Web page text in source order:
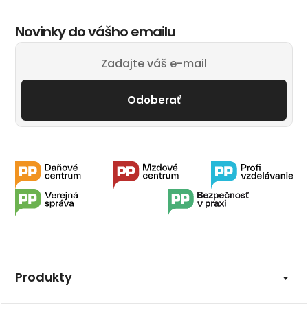
Novinky do vášho emailu
Odoberať
Produkty